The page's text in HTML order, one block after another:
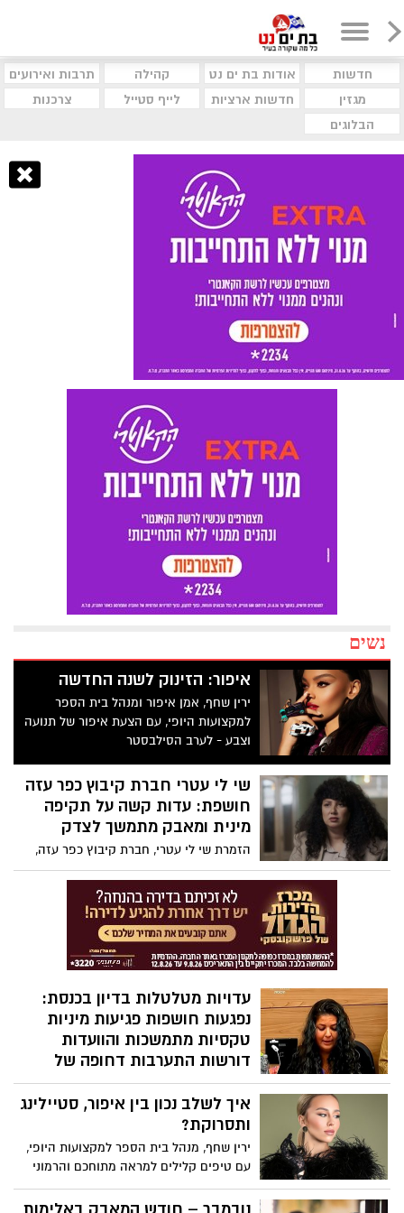
חדשות אודות בת ים נט קהילה
תרבות ואירועים
מגזין
חדשות ארציות לייף סטייל
צרכנות
הבלוגים
נשים
איפור: הזינוק לשנה החדשה
ירין שחף, אמן איפור ומנהל בית הספר
למקצועות היופי, עם הצעת איפור של תנועה
וצבע - לערב הסילבסטר
שי לי עטרי חברת קיבוץ כפר עזה
חושפת: עדות קשה על תקיפה
מינית ומאבק מתמשך לצדק
הזמרת שי לי עטרי, חברת קיבוץ כפר עזה,
ששכלה את בעלה יהב וינר ז"ל ב7 באוקטובר
כאשר הגן עליה ועל ביתם, נפתחה לראשונה
מול המצלמות וסיפרה על מסע כאוב נוסף
שעברה בחייה. בתוכנית "חשיפה" עם חיים
אתגר בקשת 12 שיתפה עטרי את עדותה
האישית על תקיפה מינית אלימה שלטענתה
המאבק לצדק
עדויות מטלטלות בדיון בכנסת:
נפגעות חושפות פגיעות מיניות
טקסיות מתמשכות והוועדות
דורשות התערבות דחופה של
רשויות האכיפה
בדיון מיוחד שנערך בוועדה לקידום מעמד
האישה ובוועדה המיוחדת לענייני צעירים,
נחשפו השבוע עדויות נוספות של נשים
שסיפרו על פגיעות מיניות מאורגנות וטקסיות
איך לשלב נכון בין איפור, סטיילינג
ותסרוקת?
ירין שחף, מנהל בית הספר למקצועות היופי,
עם טיפים קלילים למראה מתוחכם והרמוני